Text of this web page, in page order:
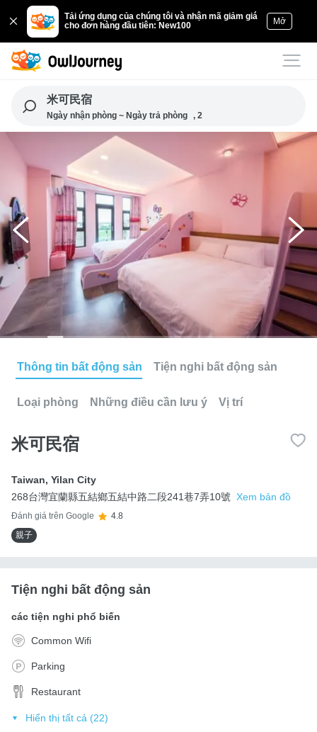
Tải ứng dụng của chúng tôi và nhận mã giảm giá
cho đơn hàng đầu tiên: New100
Mở
米可民宿
Ngày nhận phòng ~ Ngày trả phòng , 2
Thông tin bất động sản Tiện nghi bất động sản
Loại phòng Những điều cần lưu ý Vị trí
米可民宿
Taiwan, Yilan City
268台灣宜蘭縣五結鄉五結中路二段241巷7弄10號
Xem bản đồ
Đánh giá trên Google
4.8
親子
Tiện nghi bất động sản
các tiện nghi phổ biến
Common Wifi
Parking
Restaurant
Hiển thị tất cả (22)